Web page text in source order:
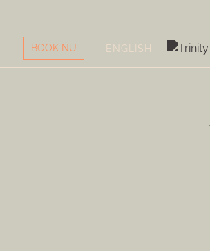
BOOK NU ENGLISH